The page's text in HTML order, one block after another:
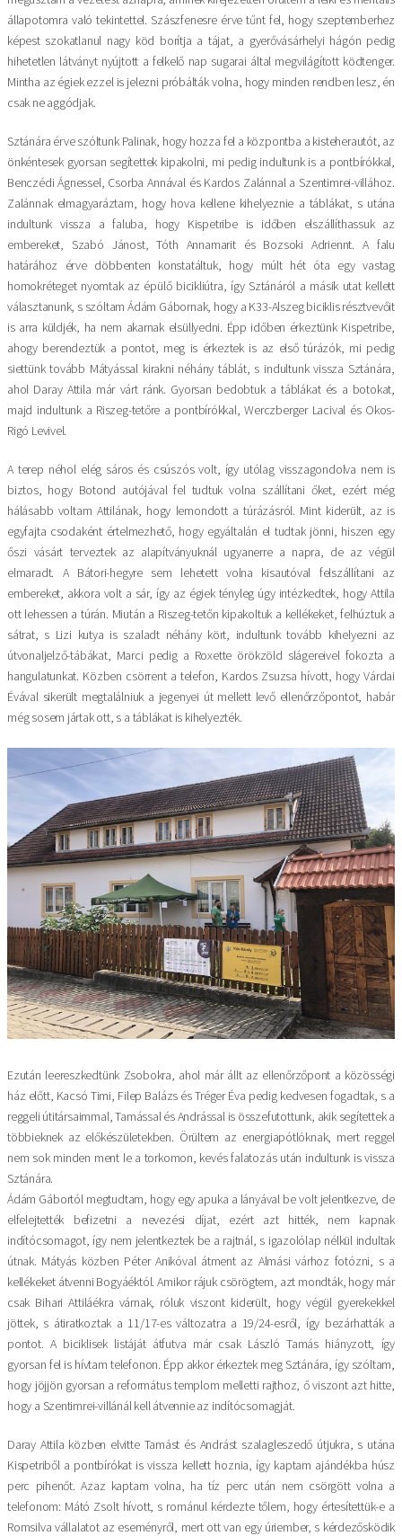
állapotomra való tekintettel. Szászfenesre érve tűnt fel, hogy szeptemberhez
képest szokatlanul nagy köd borítja a tájat, a gyerővásárhelyi hágón pedig
hihetetlen látványt nyújtott a felkelő nap sugarai által megvilágított ködtenger.
Mintha az égiek ezzel is jelezni próbálták volna, hogy minden rendben lesz, én
csak ne aggódjak.
Sztánára érve szóltunk Palinak, hogy hozza fel a központba a kisteherautót, az
önkéntesek gyorsan segítettek kipakolni, mi pedig indultunk is a pontbírókkal,
Benczédi Ágnessel, Csorba Annával és Kardos Zalánnal a Szentimrei-villához.
Zalánnak elmagyaráztam, hogy hova kellene kihelyeznie a táblákat, s utána
indultunk vissza a faluba, hogy Kispetribe is időben elszállíthassuk az
embereket, Szabó Jánost, Tóth Annamarit és Bozsoki Adriennt. A falu
határához érve döbbenten konstatáltuk, hogy múlt hét óta egy vastag
homokréteget nyomtak az épülő bicikliútra, így Sztánáról a másik utat kellett
választanunk, s szóltam Ádám Gábornak, hogy a K33-Alszeg biciklis résztvevőit
is arra küldjék, ha nem akarnak elsüllyedni. Épp időben érkeztünk Kispetribe,
ahogy berendeztük a pontot, meg is érkeztek is az első túrázók, mi pedig
siettünk tovább Mátyással kirakni néhány táblát, s indultunk vissza Sztánára,
ahol Daray Attila már várt ránk. Gyorsan bedobtuk a táblákat és a botokat,
majd indultunk a Riszeg-tetőre a pontbírókkal, Werczberger Lacival és Okos-
Rigó Levivel.
A terep néhol elég sáros és csúszós volt, így utólag visszagondolva nem is
biztos, hogy Botond autójával fel tudtuk volna szállítani őket, ezért még
hálásabb voltam Attilának, hogy lemondott a túrázásról. Mint kiderült, az is
egyfajta csodaként értelmezhető, hogy egyáltalán el tudtak jönni, hiszen egy
őszi vásárt terveztek az alapítványuknál ugyanerre a napra, de az végül
elmaradt. A Bátori-hegyre sem lehetett volna kisautóval felszállítani az
embereket, akkora volt a sár, így az égiek tényleg úgy intézkedtek, hogy Attila
ott lehessen a túrán. Miután a Riszeg-tetőn kipakoltuk a kellékeket, felhúztuk a
sátrat, s Lizi kutya is szaladt néhány kört, indultunk tovább kihelyezni az
útvonaljelző-tábákat, Marci pedig a Roxette örökzöld slágereivel fokozta a
hangulatunkat. Közben csörrent a telefon, Kardos Zsuzsa hívott, hogy Várdai
Évával sikerült megtalálniuk a jegenyei út mellett levő ellenőrzőpontot, habár
még sosem jártak ott, s a táblákat is kihelyezték.
Ezután leereszkedtünk Zsobokra, ahol már állt az ellenőrzőpont a közösségi
ház előtt, Kacsó Timi, Filep Balázs és Tréger Éva pedig kedvesen fogadtak, s a
reggeli útitársaimmal, Tamással és Andrással is összefutottunk, akik segítettek a
többieknek az előkészületekben. Örültem az energiapótlóknak, mert reggel
nem sok minden ment le a torkomon, kevés falatozás után indultunk is vissza
Sztánára.
Ádám Gábortól megtudtam, hogy egy apuka a lányával be volt jelentkezve, de
elfelejtették befizetni a nevezési díjat, ezért azt hitték, nem kapnak
indítócsomagot, így nem jelentkeztek be a rajtnál, s igazolólap nélkül indultak
útnak. Mátyás közben Péter Anikóval átment az Almási várhoz fotózni, s a
kellékeket átvenni Bogyáéktól. Amikor rájuk csörögtem, azt mondták, hogy már
csak Bihari Attiláékra várnak, róluk viszont kiderült, hogy végül gyerekekkel
jöttek, s átiratkoztak a 11/17-es változatra a 19/24-esről, így bezárhatták a
pontot. A biciklisek listáját átfutva már csak László Tamás hiányzott, így
gyorsan fel is hívtam telefonon. Épp akkor érkeztek meg Sztánára, így szóltam,
hogy jöjjön gyorsan a református templom melletti rajthoz, ő viszont azt hitte,
hogy a Szentimrei-villánál kell átvennie az indítócsomagját.
Daray Attila közben elvitte Tamást és Andrást szalagleszedő útjukra, s utána
Kispetriből a pontbírókat is vissza kellett hoznia, így kaptam ajándékba húsz
perc pihenőt. Azaz kaptam volna, ha tíz perc után nem csörgött volna a
telefonom: Mátó Zsolt hívott, s románul kérdezte tőlem, hogy értesítettük-e a
Romsilva vállalatot az eseményről, mert ott van egy úriember, s kérdezősködik